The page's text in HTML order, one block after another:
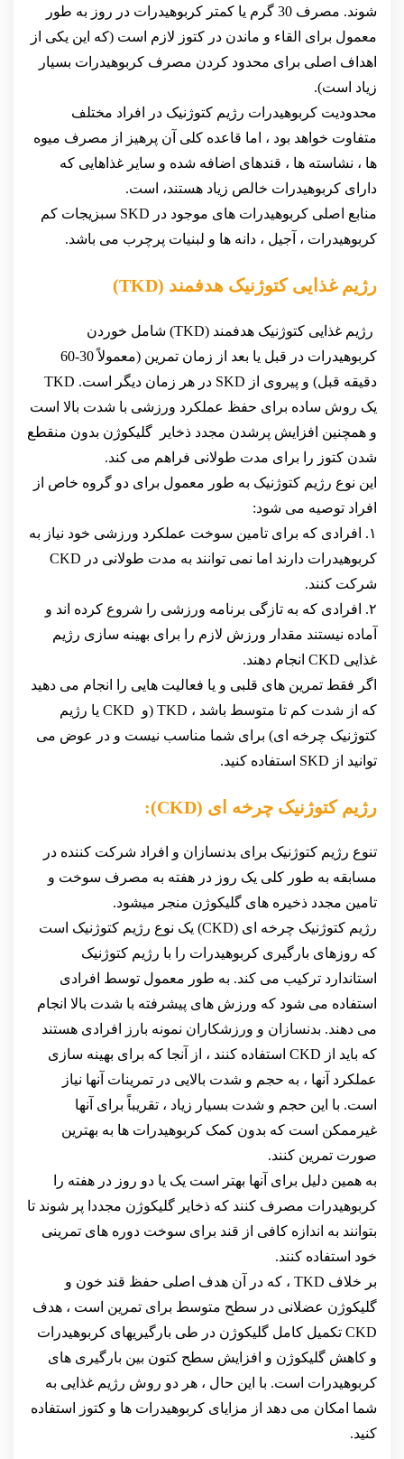
شوند. مصرف 30 گرم یا کمتر کربوهیدرات در روز به طور
معمول برای القاء و ماندن در کتوز لازم است (که این یکی از
اهداف اصلی برای محدود کردن مصرف کربوهیدرات بسیار
زیاد است).
محدودیت کربوهیدرات رژیم کتوژنیک در افراد مختلف
متفاوت خواهد بود ، اما قاعده کلی آن پرهیز از مصرف میوه
ها ، نشاسته ها ، قندهای اضافه شده و سایر غذاهایی که
دارای کربوهیدرات خالص زیاد هستند، است.
منابع اصلی کربوهیدرات های موجود در SKD سبزیجات کم
کربوهیدرات ، آجیل ، دانه ها و لبنیات پرچرب می باشد.
رژیم غذایی کتوژنیک هدفمند (TKD)
رژیم غذایی کتوژنیک هدفمند (TKD) شامل خوردن
کربوهیدرات در قبل یا بعد از زمان تمرین (معمولاً 30-60
دقیقه قبل) و پیروی از SKD در هر زمان دیگر است. TKD
یک روش ساده برای حفظ عملکرد ورزشی با شدت بالا است
و همچنین افزایش پرشدن مجدد ذخایر گلیکوژن بدون منقطع
شدن کتوز را برای مدت طولانی فراهم می کند.
این نوع رژیم کتوژنیک به طور معمول برای دو گروه خاص از
افراد توصیه می شود:
۱. افرادی که برای تامین سوخت عملکرد ورزشی خود نیاز به
کربوهیدرات دارند اما نمی توانند به مدت طولانی در CKD
شرکت کنند.
۲. افرادی که به تازگی برنامه ورزشی را شروع کرده اند و
آماده نیستند مقدار ورزش لازم را برای بهینه سازی رژیم
غذایی CKD انجام دهند.
اگر فقط تمرین های قلبی و یا فعالیت هایی را انجام می دهید
که از شدت کم تا متوسط باشد ، TKD (و CKD یا رژیم
کتوژنیک چرخه ای) برای شما مناسب نیست و در عوض می
توانید از SKD استفاده کنید.
رژیم کتوژنیک چرخه ای (CKD):
تنوع رژیم کتوژنیک برای بدنسازان و افراد شرکت کننده در
مسابقه به طور کلی یک روز در هفته به مصرف سوخت و
تامین مجدد ذخیره های گلیکوژن منجر میشود.
رژیم کتوژنیک چرخه ای (CKD) یک نوع رژیم کتوژنیک است
که روزهای بارگیری کربوهیدرات را با رژیم کتوژنیک
استاندارد ترکیب می کند. به طور معمول توسط افرادی
استفاده می شود که ورزش های پیشرفته با شدت بالا انجام
می دهند. بدنسازان و ورزشکاران نمونه بارز افرادی هستند
که باید از CKD استفاده کنند ، از آنجا که برای بهینه سازی
عملکرد آنها ، به حجم و شدت بالایی در تمرینات آنها نیاز
است. با این حجم و شدت بسیار زیاد ، تقریباً برای آنها
غیرممکن است که بدون کمک کربوهیدرات ها به بهترین
صورت تمرین کنند.
به همین دلیل برای آنها بهتر است یک یا دو روز در هفته را
کربوهیدرات مصرف کنند که ذخایر گلیکوژن مجددا پر شوند تا
بتوانند به اندازه کافی از قند برای سوخت دوره های تمرینی
خود استفاده کنند.
بر خلاف TKD ، که در آن هدف اصلی حفظ قند خون و
گلیکوژن عضلانی در سطح متوسط برای تمرین است ، هدف
CKD تکمیل کامل گلیکوژن در طی بارگیریهای کربوهیدرات
و کاهش گلیکوژن و افزایش سطح کتون بین بارگیری های
کربوهیدرات است. با این حال ، هر دو روش رژیم غذایی به
شما امکان می دهد از مزایای کربوهیدرات ها و کتوز استفاده
کنید.